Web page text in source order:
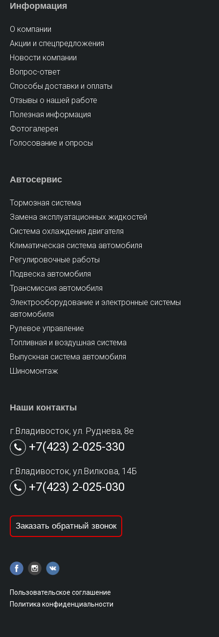
Внимание! Акция!!
18.07.2016
Информация
О компании
Акции и спецпредложения
Новости компании
Вопрос-ответ
Способы доставки и оплаты
Отзывы о нашей работе
Полезная информация
Фотогалерея
Голосование и опросы
Автосервис
Тормозная система
Замена эксплуатационных жидкостей
Cистема охлаждения двигателя
Климатическая система автомобиля
Регулировочные работы
Подвеска автомобиля
Трансмиссия автомобиля
Электрооборудование и электронные системы
автомобиля
Рулевое управление
Топливная и воздушная система
Выпускная система автомобиля
Шиномонтаж
Наши контакты
г.Владивосток, ул. Руднева, 8е
+7(423) 2-025-330
г.Владивосток, ул.Вилкова, 14Б
+7(423) 2-025-030
Заказать обратный звонок
Пользовательское соглашение
Политика конфиденциальности